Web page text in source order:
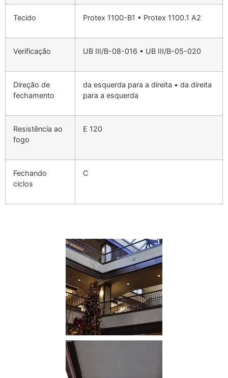
Tecido Protex 1100-B1 • Protex 1100.1 A2
Verificação UB III/B-08-016 • UB III/B-05-020
Direção de
fechamento
da esquerda para a direita • da direita
para a esquerda
Resistência ao
fogo
E 120
Fechando
ciclos
C